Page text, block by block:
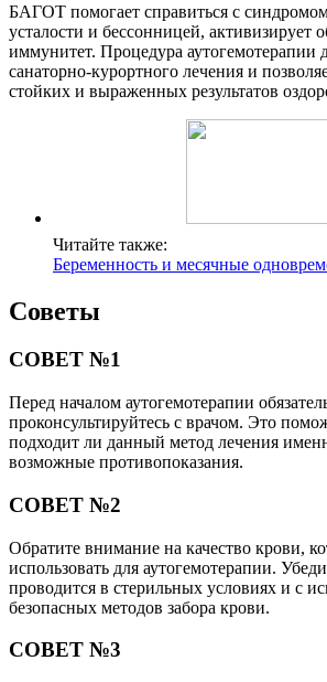
БАГОТ помогает справиться с
усталости и бессонницей, активизирует
иммунитет. Процедура аутогемотерапии
санаторно-курортного лечения и
стойких и выраженных результатов
Читайте также:
Беременность и месячные
Советы
СОВЕТ №1
Перед началом аутогемотерапии
проконсультируйтесь с врачом. Это
подходит ли данный метод лечения
возможные противопоказания.
СОВЕТ №2
Обратите внимание на качество крови,
использовать для аутогемотерапии.
проводится в стерильных условиях и с
безопасных методов забора крови.
СОВЕТ №3